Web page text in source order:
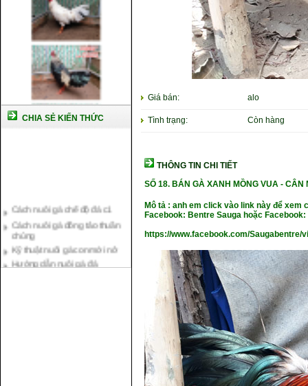
CHIA SẺ KIẾN THỨC
Cách nuôi gà đông tảo thuần
chủng
Kỹ thuật nuôi gà con mới nở
Hướng dẫn nuôi gà đá
Tại sao bạn cần biết cách nuôi
Giá bán: alo
Tình trạng: Còn hàng
THÔNG TIN CHI TIẾT
SỐ 18.BÁN GÀ XANH MỒNG VUA - CÂN
Mô tả : anh em click vào link này để
Facebook: Bentre Sauga hoặc Facebook:
https://www.facebook.com/Saugabentre/